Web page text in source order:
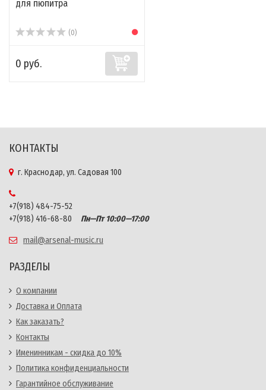
для пюпитра
(0)
0 руб.
КОНТАКТЫ
г. Краснодар, ул. Садовая 100
+7(918) 484-75-52
+7(918) 416-68-80
Пн—Пт 10:00—17:00
mail@arsenal-music.ru
РАЗДЕЛЫ
О компании
Доставка и Оплата
Как заказать?
Контакты
Именинникам - скидка до 10%
Политика конфиденциальности
Гарантийное обслуживание